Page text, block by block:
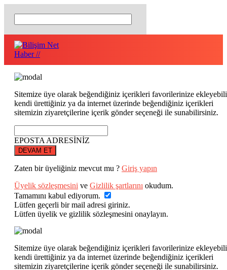
Sitemize üye olarak beğendiğiniz içerikleri favorilerinize
kendi ürettiğiniz ya da internet üzerinde beğendiğiniz içerikleri
sitemizin ziyaretçilerine içerik gönder seçeneği ile sunabilirsiniz.
EPOSTA ADRESİNİZ
DEVAM ET
Zaten bir üyeliğiniz mevcut mu ? Giriş yapın
Üyelik sözleşmesini ve Gizlilik şartlarını okudum.
Tamamını kabul ediyorum.
Lütfen geçerli bir mail adresi giriniz.
Lütfen üyelik ve gizlilik sözleşmesini onaylayın.
Sitemize üye olarak beğendiğiniz içerikleri favorilerinize
kendi ürettiğiniz ya da internet üzerinde beğendiğiniz içerikleri
sitemizin ziyaretçilerine içerik gönder seçeneği ile sunabilirsiniz.